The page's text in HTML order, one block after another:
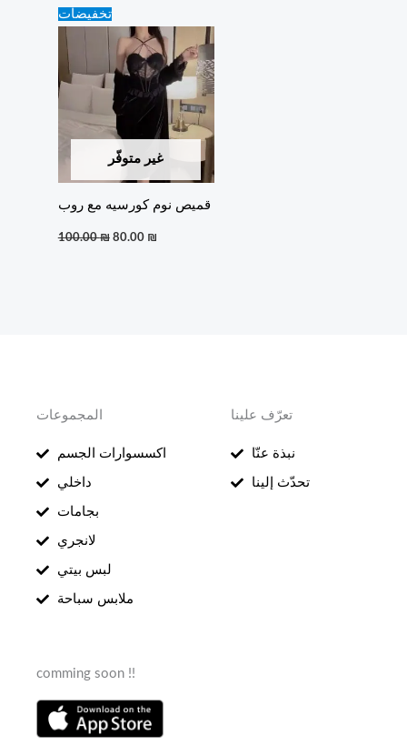
تخفيضات
غير متوفّر
قميص نوم كورسيه مع روب
100.00₪
Original
price
was:
100.00 ₪.
80.00 ₪
is:
80.00 ₪.
المجموعات
اكسسوارات الجسم
داخلي
بجامات
لانجري
لبس بيتي
ملابس سباحة
تعرّف علينا
نبذة عنّا
تحدّث إلينا
comming soon !!